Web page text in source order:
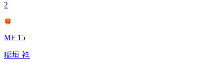
2
MF 15
稲垣 祥